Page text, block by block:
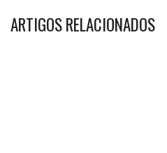
ARTIGOS RELACIONADOS